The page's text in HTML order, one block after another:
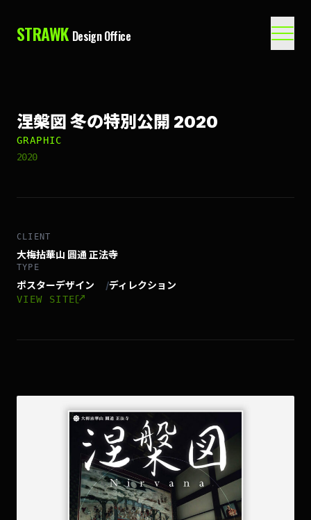
STRAWK Design Office
涅槃図 冬の特別公開 2020
GRAPHIC
2020
CLIENT
大梅拈華山 圓通 正法寺
TYPE
ポスターデザイン /ディレクション
VIEW SITE